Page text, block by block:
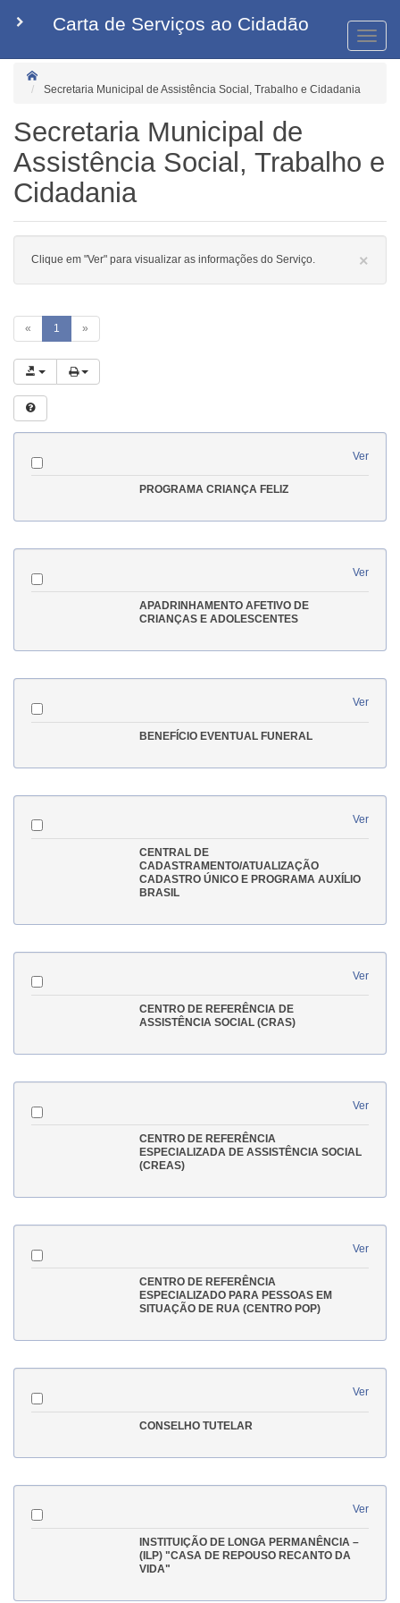
Carta de Serviços ao Cidadão
Secretaria Municipal de Assistência Social, Trabalho e Cidadania
Secretaria Municipal de
Assistência Social, Trabalho e
Cidadania
×
Clique em "Ver" para visualizar as informações do Serviço.
« 1 »
Ver
PROGRAMA CRIANÇA FELIZ
Ver
APADRINHAMENTO AFETIVO DE
CRIANÇAS E ADOLESCENTES
Ver
BENEFÍCIO EVENTUAL FUNERAL
Ver
CENTRAL DE
CADASTRAMENTO/ATUALIZAÇÃO
CADASTRO ÚNICO E PROGRAMA AUXÍLIO
BRASIL
Ver
CENTRO DE REFERÊNCIA DE
ASSISTÊNCIA SOCIAL (CRAS)
Ver
CENTRO DE REFERÊNCIA
ESPECIALIZADA DE ASSISTÊNCIA SOCIAL
(CREAS)
Ver
CENTRO DE REFERÊNCIA
ESPECIALIZADO PARA PESSOAS EM
SITUAÇÃO DE RUA (CENTRO POP)
Ver
CONSELHO TUTELAR
Ver
INSTITUIÇÃO DE LONGA PERMANÊNCIA –
(ILP) "CASA DE REPOUSO RECANTO DA
VIDA"